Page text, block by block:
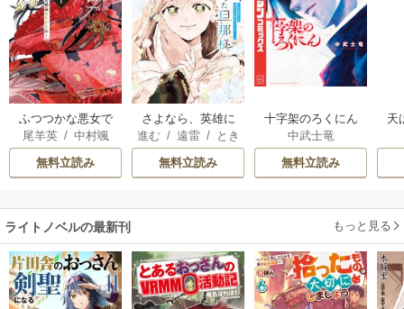
ふつつかな悪女で
はございますが ～
雛宮蝶鼠とりかえ
伝～
尾羊英/ 中村颯
希
/ ゆき哉
無料立読み
さよなら、英雄に
なった旦那様 ～
ただ祈るだけの役
立たずな妻のはず
進む / 遠雷/ とき
間
無料立読み
十字架のろくにん
中武士竜
無料立読み
天
ライトノベルの最新刊 もっと見る